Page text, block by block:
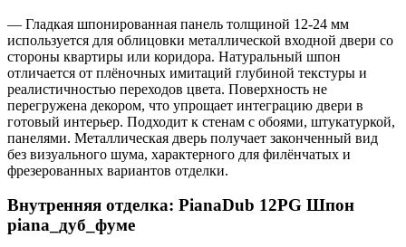
— Гладкая шпонированная панель толщиной 12-24 мм
используется для облицовки металлической входной двери со
стороны квартиры или коридора. Натуральный шпон
отличается от плёночных имитаций глубиной текстуры и
реалистичностью переходов цвета. Поверхность не
перегружена декором, что упрощает интеграцию двери в
готовый интерьер. Подходит к стенам с обоями, штукатуркой,
панелями. Металлическая дверь получает законченный вид
без визуального шума, характерного для филёнчатых и
фрезерованных вариантов отделки.
Внутренняя отделка: PianaDub 12PG Шпон
piana_дуб_фуме